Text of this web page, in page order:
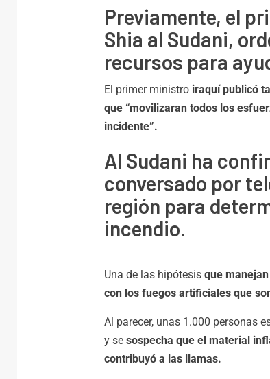
Previamente, el
Shia al Sudani,
recursos para
El primer ministroiraquí publicó
que “movilizaran todos los
incidente”.
Al Sudani ha
conversado por
región para
incendio.
Una de las hipótesis que
con los fuegos artificiales que
Al parecer, unas 1.000 personas
y se sospecha que el material
contribuyó a las llamas.